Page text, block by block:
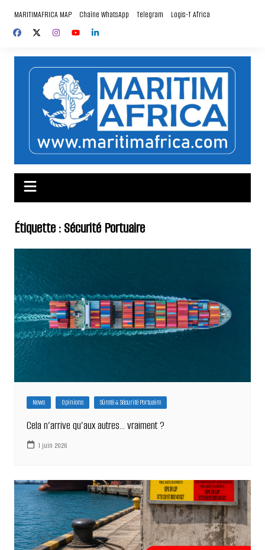
contenu
MARITIMAFRICA MAP Chaîne WhatsApp Telegram Logis-T Africa
Étiquette :Sécurité Portuaire
News Opinions Sûreté & Sécurité Portuaire
Cela n’arrive qu’aux autres… vraiment ?
1 juin 2026